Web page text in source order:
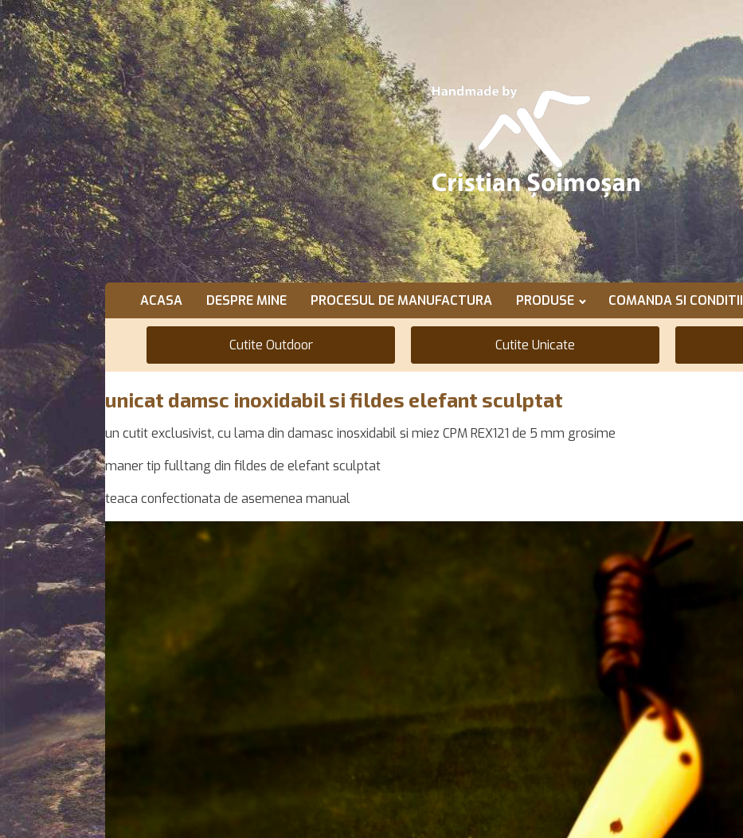
ACASA DESPRE MINE PROCESUL DE MANUFACTURA PRODUSE COMANDA SI CONDITII
Cutite Outdoor Cutite Unicate
unicat damsc inoxidabil si fildes elefant sculptat
un cutit exclusivist, cu lama din damasc inosxidabil si miez CPM REX121 de 5 mm grosime
maner tip fulltang din fildes de elefant sculptat
teaca confectionata de asemenea manual